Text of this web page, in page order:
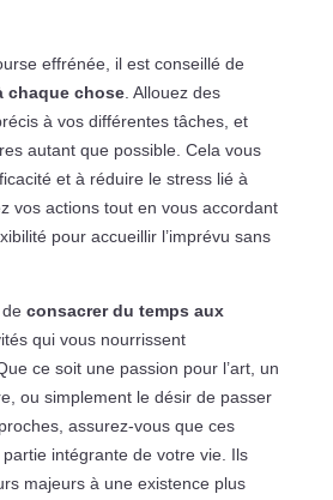
effrénée, il est conseillé de
chaque chose. Allouez des
à vos différentes tâches, et
autant que possible. Cela vous
et à réduire le stress lié à
vos actions tout en vous accordant
pour accueillir l’imprévu sans
de consacrer du temps aux
qui vous nourrissent
ce soit une passion pour l’art, un
ou simplement le désir de passer
assurez-vous que ces
intégrante de votre vie. Ils
majeurs à une existence plus